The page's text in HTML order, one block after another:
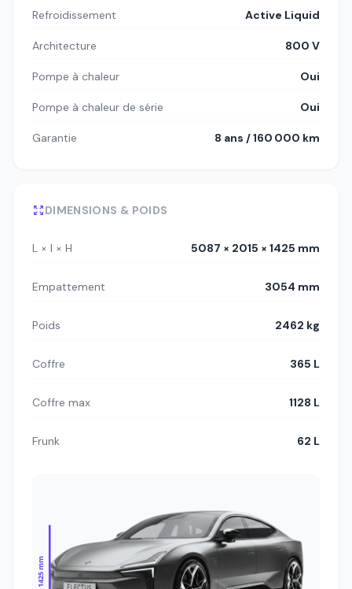
Refroidissement Active Liquid
Architecture 800 V
Pompe à chaleur Oui
Pompe à chaleur de série Oui
Garantie 8 ans / 160 000 km
DIMENSIONS & POIDS
L × l × H 5087 × 2015 × 1425 mm
Empattement 3054 mm
Poids 2462 kg
Coffre 365 L
Coffre max 1128 L
Frunk 62 L
1425 mm